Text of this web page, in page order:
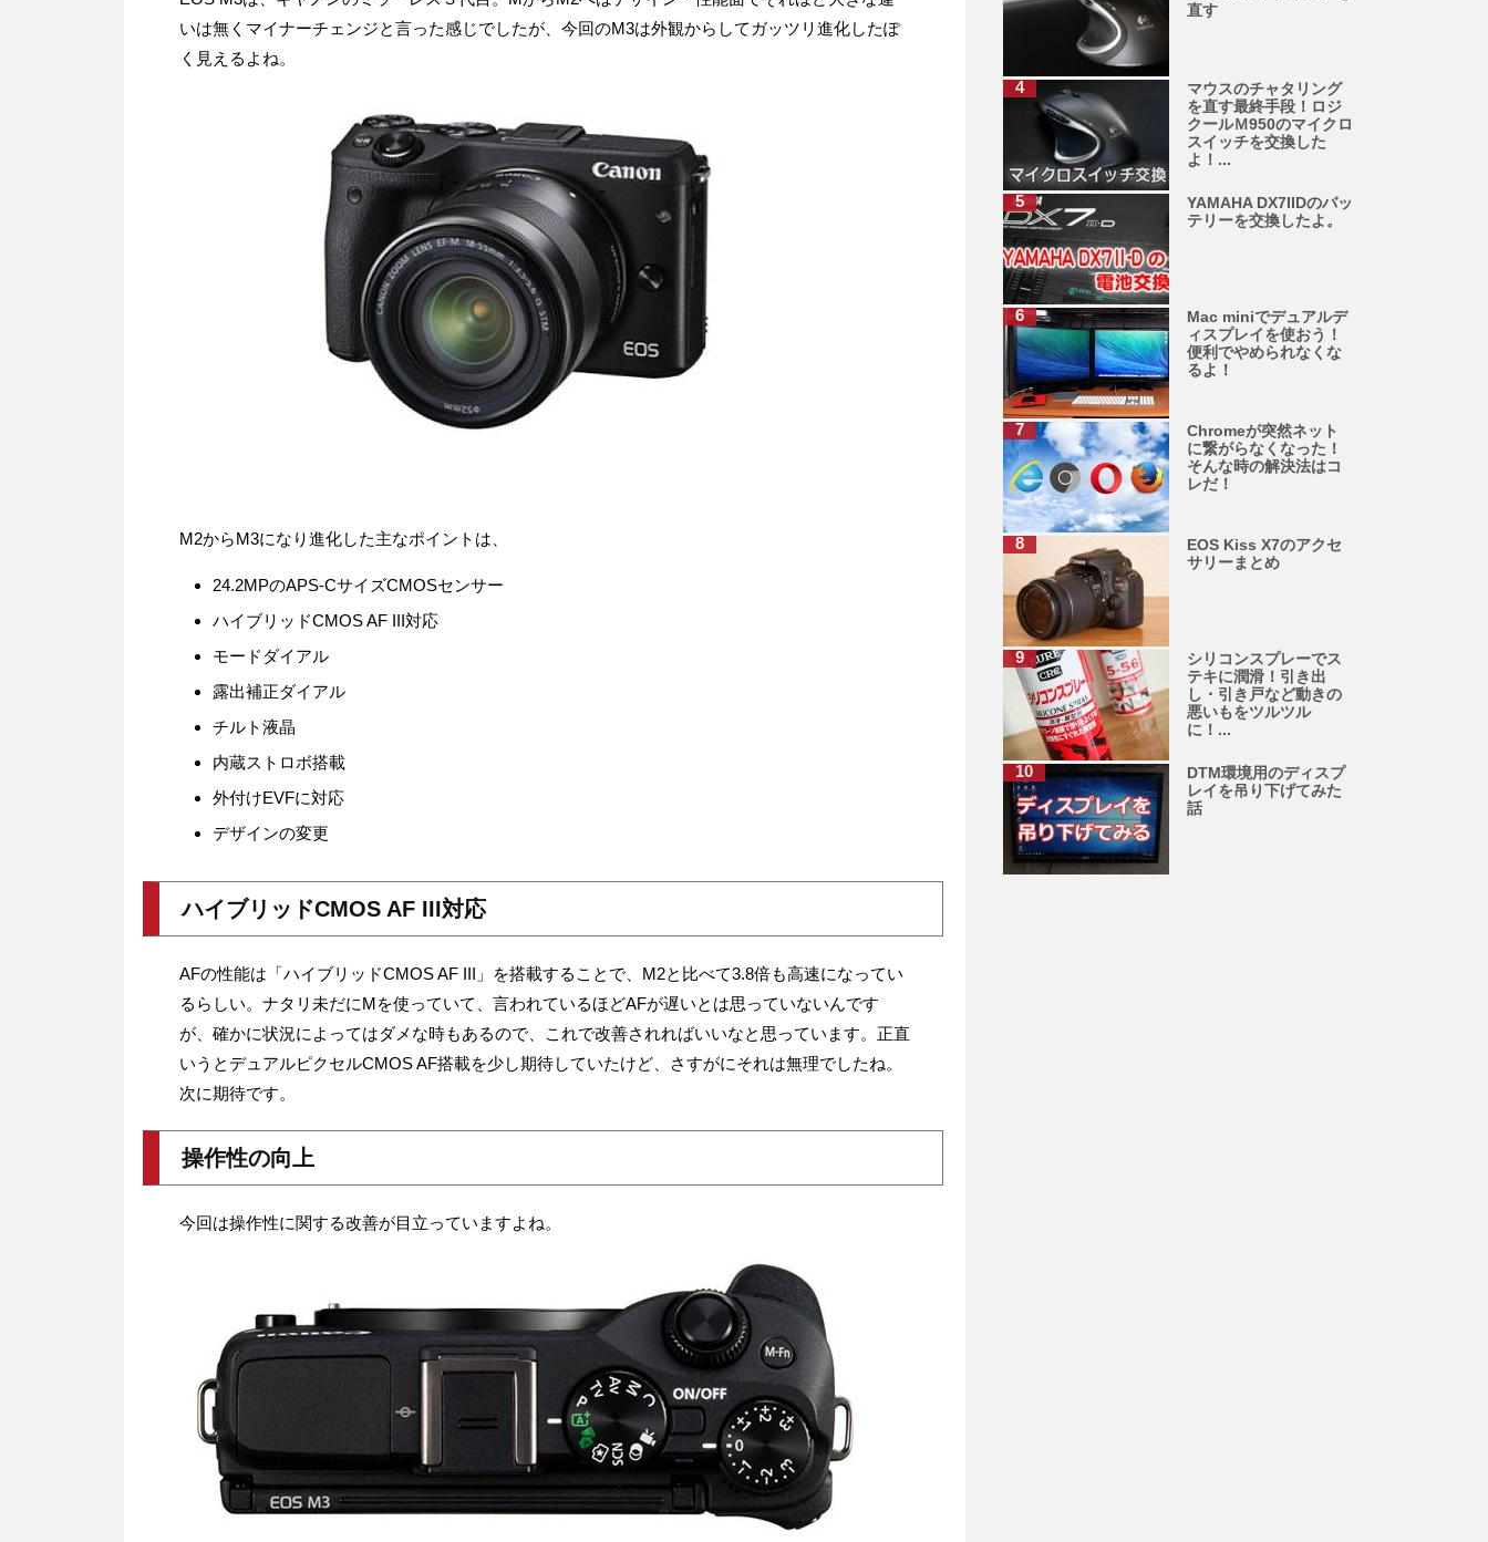
いは無くマイナーチェンジと言った感じでしたが、今回のM3は外観からしてガッツリ進化したぽ
く見えるよね。
M2からM3になり進化した主なポイントは、
24.2MPのAPS-CサイズCMOSセンサー
ハイブリッドCMOS AF III対応
モードダイアル
露出補正ダイアル
チルト液晶
内蔵ストロボ搭載
外付けEVFに対応
デザインの変更
ハイブリッドCMOS AF III対応
AFの性能は「ハイブリッドCMOS AF III」を搭載することで、M2と比べて3.8倍も高速になってい
るらしい。ナタリ未だにMを使っていて、言われているほどAFが遅いとは思っていないんです
が、確かに状況によってはダメな時もあるので、これで改善されればいいなと思っています。正直
いうとデュアルピクセルCMOS AF搭載を少し期待していたけど、さすがにそれは無理でしたね。
次に期待です。
操作性の向上
今回は操作性に関する改善が目立っていますよね。
直す
マウスのチャタリング
を直す最終手段！ロジ
クールＭ950のマイクロ
スイッチを交換した
よ！...
YAMAHA DX7IIDのバッ
テリーを交換したよ。
Mac miniでデュアルデ
ィスプレイを使おう！
便利でやめられなくな
るよ！
Chromeが突然ネット
に繋がらなくなった！
そんな時の解決法はコ
レだ！
EOS Kiss X7のアクセ
サリーまとめ
シリコンスプレーでス
テキに潤滑！引き出
し・引き戸など動きの
悪いもをツルツル
に！...
DTM環境用のディスプ
レイを吊り下げてみた
話